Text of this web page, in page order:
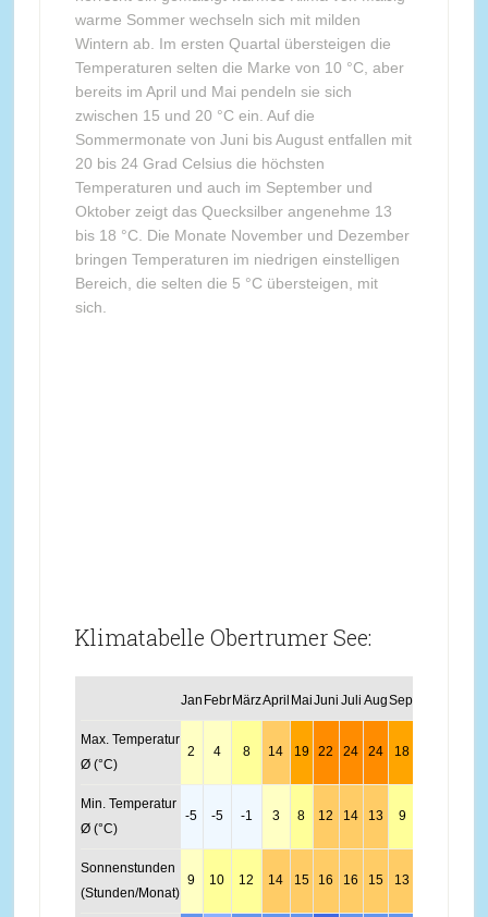
warme Sommer wechseln sich mit milden
Wintern ab. Im ersten Quartal übersteigen die
Temperaturen selten die Marke von 10 °C, aber
bereits im April und Mai pendeln sie sich
zwischen 15 und 20 °C ein. Auf die
Sommermonate von Juni bis August entfallen mit
20 bis 24 Grad Celsius die höchsten
Temperaturen und auch im September und
Oktober zeigt das Quecksilber angenehme 13
bis 18 °C. Die Monate November und Dezember
bringen Temperaturen im niedrigen einstelligen
Bereich, die selten die 5 °C übersteigen, mit
sich.
Klimatabelle Obertrumer See:
Jan Febr MärzApril MaiJuni Juli AugSept
Max. Temperatur
Ø (°C)
2 4 8 14 19 22 24 24 18
Min. Temperatur
Ø (°C)
-5 -5 -1 3 8 12 14 13 9
Sonnenstunden
(Stunden/Monat)
9 10 12 14 15 16 16 15 13